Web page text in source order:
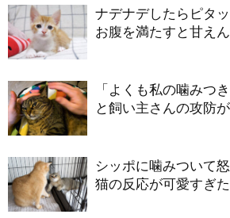
ナデナデしたらピタ
お腹を満たすと甘え
「よくも私の噛みつ
と飼い主さんの攻防
シッポに噛みついて
猫の反応が可愛すぎ